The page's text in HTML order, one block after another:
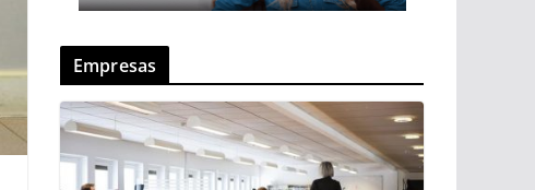
Empresas